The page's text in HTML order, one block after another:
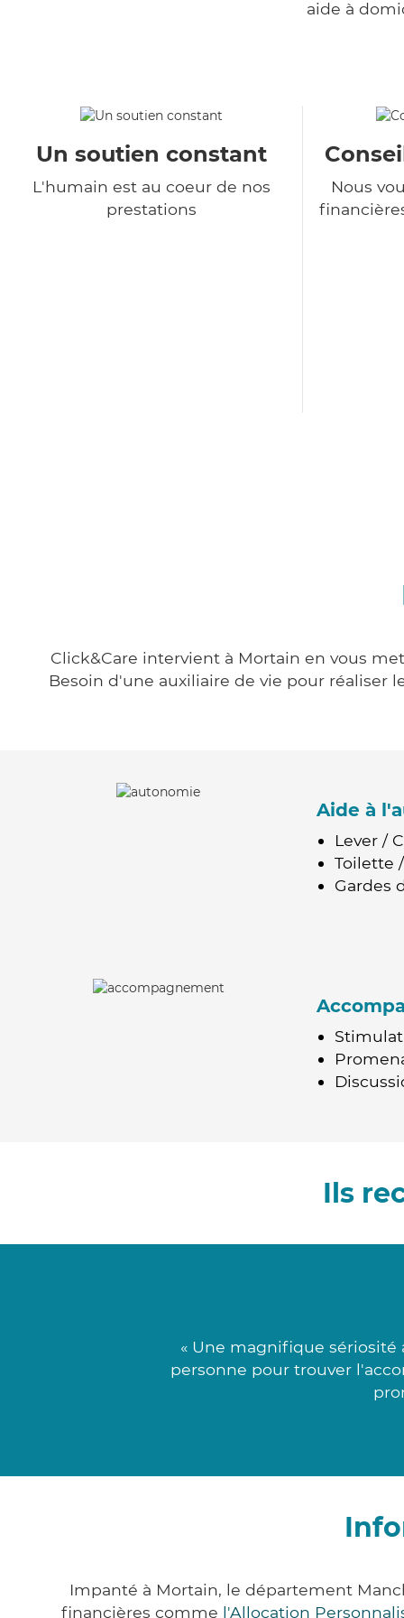
aide à
Un soutien constant
L'humain est au coeur de nos
prestations
Nous
Click&Care intervient à Mortain en vous
Besoin d'une auxiliaire de vie pour réaliser
Aide à
Lever /
Toilette
Gardes
Ils
« Une magnifique sériosité
personne pour trouver
Impanté à Mortain, le département
financières comme l'Allocation